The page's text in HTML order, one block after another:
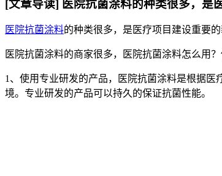
[文章导读] 医院抗菌涂料的种类很多，是
医院抗菌涂料的种类很多，是医疗项目建设重要
医院抗菌涂料的商家很多，医院抗菌涂料怎么用
1、使用专业研发的产品，医院抗菌涂料是根据
境。专业研发的产品可以持久的保证抗菌性能。